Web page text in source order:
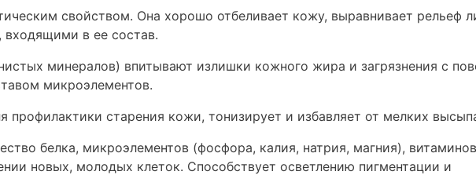
свойством. Она хорошо отбеливает кожу, выравнивает рельеф
в ее состав.
минералов) впитывают излишки кожного жира и загрязнения с
микроэлементов.
профилактики старения кожи, тонизирует и избавляет от мелких
белка, микроэлементов (фосфора, калия, натрия, магния),
новых, молодых клеток. Способствует осветлению пигментации и